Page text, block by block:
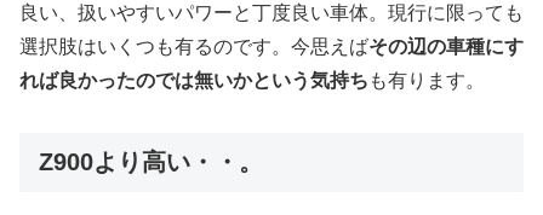
良い、扱いやすいパワーと丁度良い車体。現行に限っても
選択肢はいくつも有るのです。今思えばその辺の車種にす
れば良かったのでは無いかという気持ち も有ります。
Z900より高い・・。